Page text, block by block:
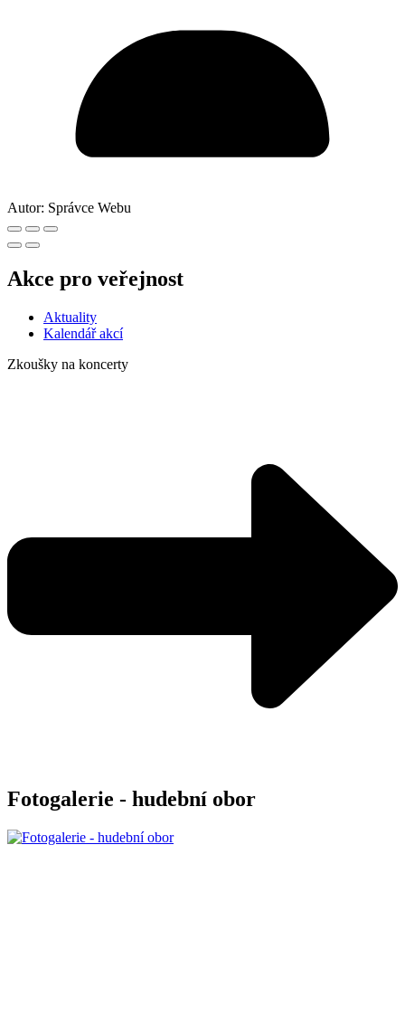
Autor: Správce Webu
Akce pro veřejnost
Aktuality
Kalendář akcí
Zkoušky na koncerty
Fotogalerie - hudební obor